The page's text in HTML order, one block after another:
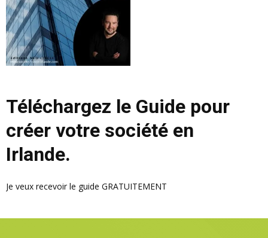
Téléchargez le Guide pour
créer votre société en
Irlande.
Je veux recevoir le guide GRATUITEMENT